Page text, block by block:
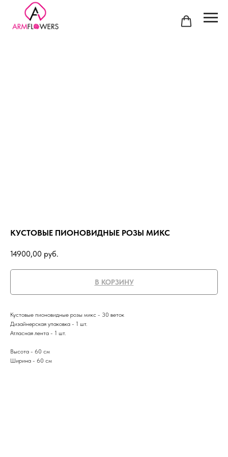
КУСТОВЫЕ ПИОНОВИДНЫЕ РОЗЫ МИКС
14900,00 руб.
В КОРЗИНУ
Кустовые пионовидные розы микс - 30 веток
Дизайнерская упаковка - 1 шт.
Атласная лента - 1 шт.
Высота - 60 см
Ширина - 60 см